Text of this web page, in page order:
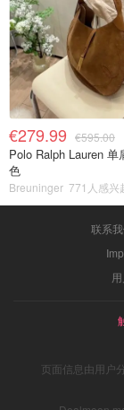
€279.99 €595.00
Polo Ralph Lauren 单
色
Breuninger 771人感兴
联系
页面信息由用户